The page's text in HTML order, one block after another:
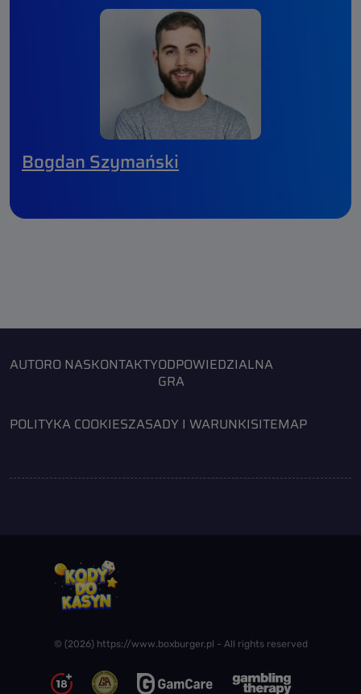
Bogdan Szymański
AUTORO NASKONTAKTYODPOWIEDZIALNA
GRA
POLITYKA COOKIESZASADY I WARUNKISITEMAP
© (2026) https://www.boxburger.pl - All rights reserved